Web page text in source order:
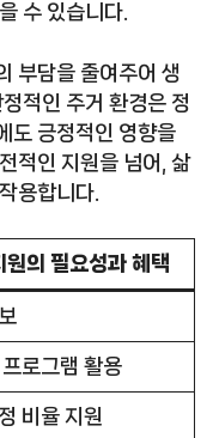
수 있습니다.
부담을 줄여주어 생
적인 주거 환경은 정
도 긍정적인 영향을
적인 지원을 넘어, 삶
용합니다.
원의 필요성과 혜택
로그램 활용
비율 지원